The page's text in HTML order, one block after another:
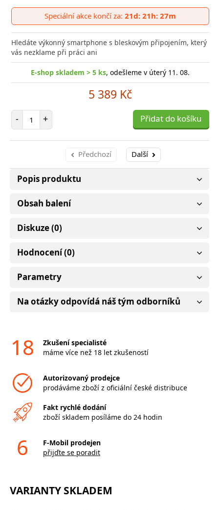
do
Speciální akce končí za: 21d: 21h: 27m
Hledáte výkonný smartphone s bleskovým připojením, který
vás nezklame při práci ani
E-shop skladem > 5 ks, odešleme v úterý 11. 08.
5 389 Kč
- Počet položek
+ Přidat do košíku
Předchozí Další
Popis produktu
Obsah balení
Diskuze (0)
Hodnocení (0)
Parametry
Na otázky odpovídá náš tým odborníků
18
Zkušení specialisté
máme více než 18 let zkušeností
Autorizovaný prodejce
prodáváme zboží z oficiální české distribuce
Fakt rychlé dodání
zboží skladem posíláme do 24 hodin
6
F-Mobil prodejen
přijďte se poradit
VARIANTY SKLADEM